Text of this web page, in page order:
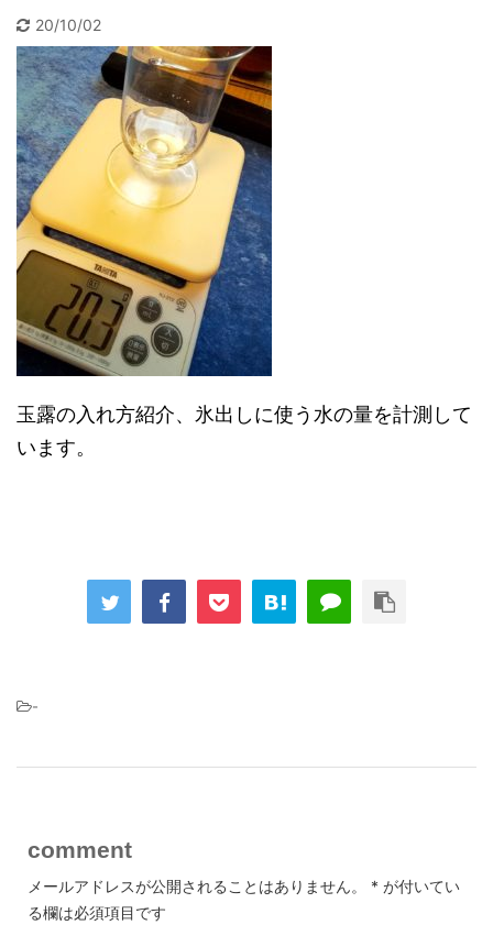
20/10/02
玉露の入れ方紹介、氷出しに使う水の量を計測して
います。
-
comment
メールアドレスが公開されることはありません。 * が付いてい
る欄は必須項目です